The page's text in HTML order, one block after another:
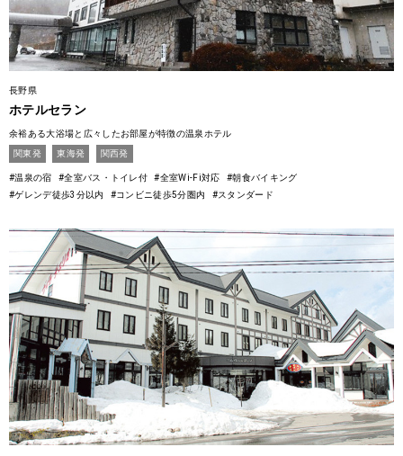
長野県
ホテルセラン
余裕ある大浴場と広々したお部屋が特徴の温泉ホテル
関東発
東海発 関西発
#温泉の宿 #全室バス・トイレ付 #全室Wi-Fi対応
#朝食バイキング
#ゲレンデ徒歩3分以内
#コンビニ徒歩5分圏内 #スタンダード